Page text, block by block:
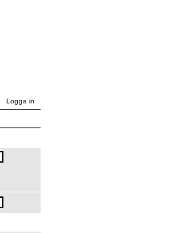
Logga in